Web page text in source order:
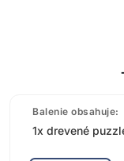
Balenie obsahuje:
1x drevené